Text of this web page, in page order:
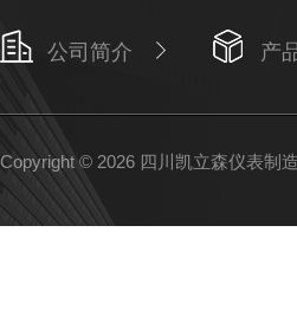
公司简介 产
Copyright © 2026 四川凯立森仪表制